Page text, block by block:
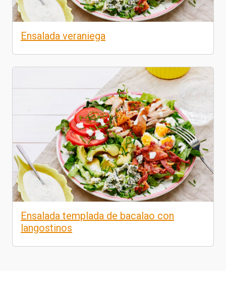
Ensalada veraniega
Ensalada templada de bacalao con
langostinos